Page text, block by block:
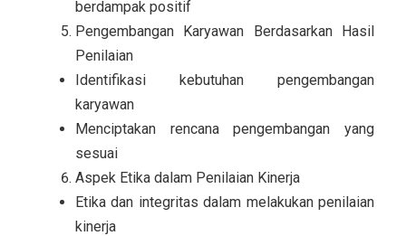
berdampak positif
Pengembangan Karyawan Berdasarkan Hasil
Penilaian
Identifikasi kebutuhan pengembangan
karyawan
Menciptakan rencana pengembangan yang
sesuai
Aspek Etika dalam Penilaian Kinerja
Etika dan integritas dalam melakukan penilaian
kinerja